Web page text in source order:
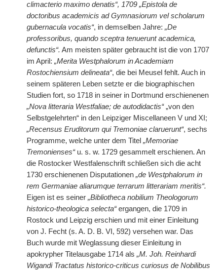
climacterio maximo denatis“, 1709 „Epistola de
doctoribus academicis ad Gymnasiorum vel scholarum
gubernacula vocatis“, in demselben Jahre: „De
professoribus, quando sceptra tenuerunt academica,
defunctis“. Am meisten später gebraucht ist die von 1707
im April: „Merita Westphalorum in Academiam
Rostochiensium delineata“, die bei Meusel fehlt. Auch in
seinem späteren Leben setzte er die biographischen
Studien fort, so 1718 in seiner in Dortmund erschienenen
„Nova litteraria Westfaliae; de autodidactis“„von den
Selbstgelehrten“ in den Leipziger Miscellaneen V und XI;
„Recensus Eruditorum qui Tremoniae claruerunt“, sechs
Programme, welche unter dem Titel „Memoriae
Tremonienses“u. s. w. 1729 gesammelt erschienen. An
die Rostocker Westfalenschrift schließen sich die acht
1730 erschienenen Disputationen „de Westphalorum in
rem Germaniae aliarumque terrarum litterariam meritis“.
Eigen ist es seiner „Bibliotheca nobilium Theologorum
historico-theologica selecta“ergangen, die 1709 in
Rostock und Leipzig erschien und mit einer Einleitung
von J. Fecht (s. A. D. B. VI, 592) versehen war. Das
Buch wurde mit Weglassung dieser Einleitung in
apokrypher Titelausgabe 1714 als „M. Joh. Reinhardi
Wigandi Tractatus historico-criticus curiosus de Nobilibus